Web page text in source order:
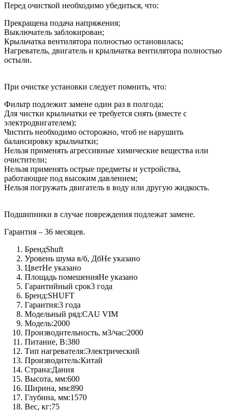
Перед очисткой необходимо убедиться, что:
Прекращена подача напряжения;
Выключатель заблокирован;
Крыльчатка вентилятора полностью остановилась;
Нагреватель, двигатель и крыльчатка вентилятора полностью
остыли.
При очистке установки следует помнить, что:
Фильтр подлежит замене один раз в полгода;
Для чистки крыльчатки ее требуется снять (вместе с
электродвигателем);
Чистить необходимо осторожно, чтоб не нарушить
балансировку крыльчатки;
Нельзя применять агрессивные химические вещества или
очистители;
Нельзя применять острые предметы и устройства,
работающие под высоким давлением;
Нельзя погружать двигатель в воду или другую жидкость.
Подшипники в случае повреждения подлежат замене.
Гарантия – 36 месяцев.
БрендShuft
Уровень шума в/б, ДбНе указано
ЦветНе указано
Площадь помешенияНе указано
Гарантийный срок3 года
Бренд:SHUFT
Гарантия:3 года
Модельный ряд:CAU VIM
Модель:2000
Производительность, м3/час:2000
Питание, В:380
Тип нагревателя:Электрический
Производитель:Китай
Страна:Дания
Высота, мм:600
Ширина, мм:890
Глубина, мм:1570
Вес, кг:75